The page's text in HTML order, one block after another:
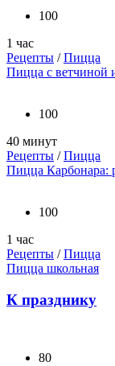
100
1 час
Рецепты /Пицца
Пицца с ветчиной
100
40 минут
Рецепты /Пицца
Пицца Карбонара:
100
1 час
Рецепты /Пицца
Пицца школьная
К празднику
80